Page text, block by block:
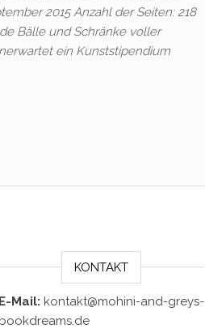
2015 Anzahl der Seiten: 218
Bälle und Schränke voller
ein Kunststipendium
KONTAKT
E-Mail: kontakt@mohini-and-greys-
bookdreams.de